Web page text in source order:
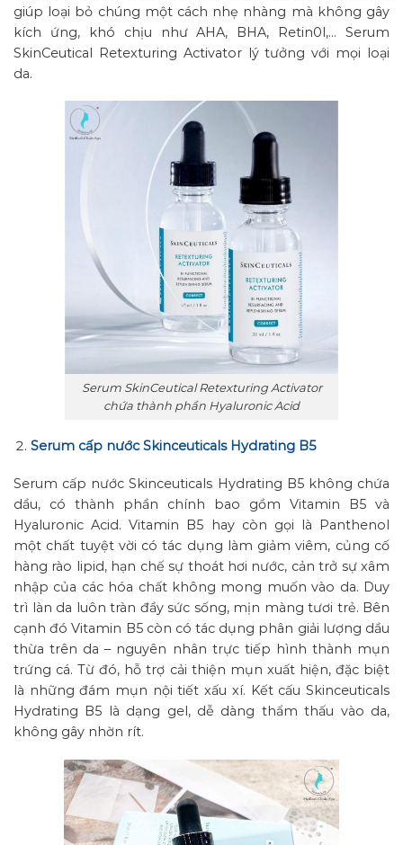
giúp loại bỏ chúng một cách nhẹ nhàng mà không gây
kích ứng, khó chịu như AHA, BHA, Retin0l,… Serum
SkinCeutical Retexturing Activator lý tưởng với mọi loại
da.
Serum SkinCeutical Retexturing Activator
chứa thành phần Hyaluronic Acid
Serum cấp nước Skinceuticals Hydrating B5
Serum cấp nước Skinceuticals Hydrating B5 không chứa
dầu, có thành phần chính bao gồm Vitamin B5 và
Hyaluronic Acid. Vitamin B5 hay còn gọi là Panthenol
một chất tuyệt vời có tác dụng làm giảm viêm, củng cố
hàng rào lipid, hạn chế sự thoát hơi nước, cản trở sự xâm
nhập của các hóa chất không mong muốn vào da. Duy
trì làn da luôn tràn đầy sức sống, mịn màng tươi trẻ. Bên
cạnh đó Vitamin B5 còn có tác dụng phân giải lượng dầu
thừa trên da – nguyên nhân trực tiếp hình thành mụn
trứng cá. Từ đó, hỗ trợ cải thiện mụn xuất hiện, đặc biệt
là những đám mụn nội tiết xấu xí. Kết cấu Skinceuticals
Hydrating B5 là dạng gel, dễ dàng thẩm thấu vào da,
không gây nhờn rít.